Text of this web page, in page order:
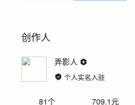
创作人
弄影人
个人实名入驻
81个 709.1元